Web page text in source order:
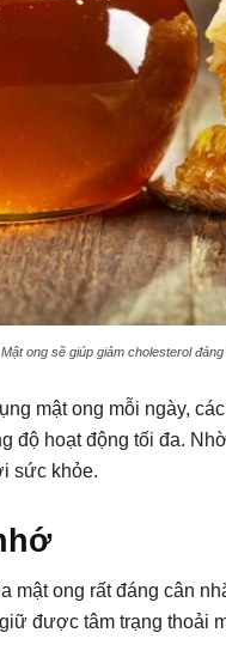
Mật ong sẽ giúp giảm cholesterol
mật ong mỗi ngày,
độ hoạt động tối đa.
sức khỏe.
mật ong rất đáng cân
được tâm trạng thoải